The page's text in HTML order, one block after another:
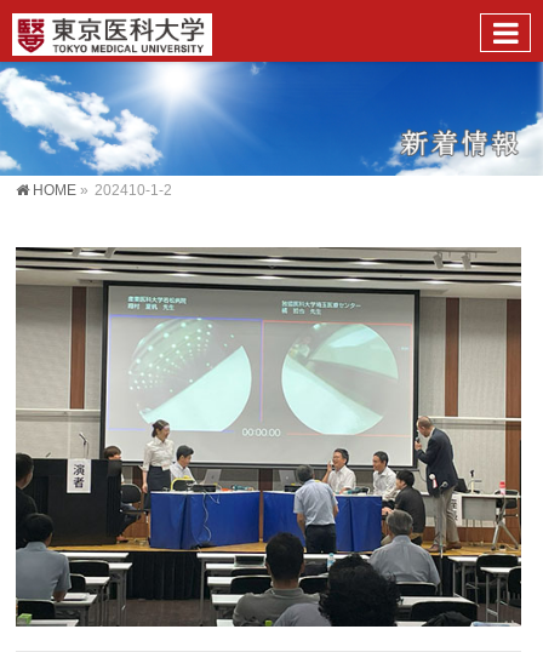
HOME » 202410-1-2